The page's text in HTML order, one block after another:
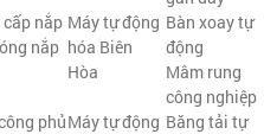
cấp nắp
nắp
Máy tự động
hóa Biên
Hòa
Bàn xoay tự
động
Mâm rung
công nghiệp
phủMáy tự động Băng tải tự